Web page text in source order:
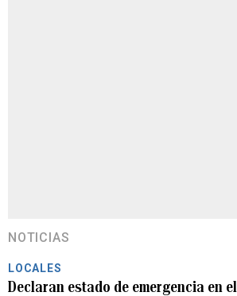
NOTICIAS
LOCALES
Declaran estado de emergencia en el